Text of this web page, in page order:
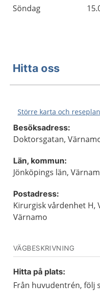
Söndag
Hitta oss
Större karta och
Besöksadress:
Doktorsgatan,
Län, kommun:
Jönköpings län,
Postadress:
Kirurgisk vårdenhet H,
Värnamo
VÄGBESKRIVNING
Hitta på plats:
Från huvudentrén, följ